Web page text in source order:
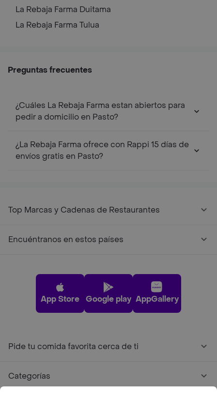
La Rebaja Farma Duitama
La Rebaja Farma Tulua
Preguntas frecuentes
¿Cuáles La Rebaja Farma estan abiertos para
pedir a domicilio en Pasto?
¿La Rebaja Farma ofrece con Rappi 15 días de
envíos gratis en Pasto?
Top Marcas y Cadenas de Restaurantes
Encuéntranos en estos países
App Store Google play AppGallery
Pide tu comida favorita cerca de ti
Categorías